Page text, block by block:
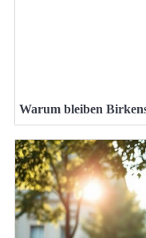
Warum bleiben